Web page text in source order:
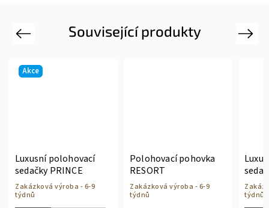
Související produkty
Previous
Akce
Luxusní polohovací
sedačky PRINCE
Zakázková výroba - 6-9
týdnů
Polohovací pohovka
RESORT
Zakázková výroba - 6-9
týdnů
týdnů
Next